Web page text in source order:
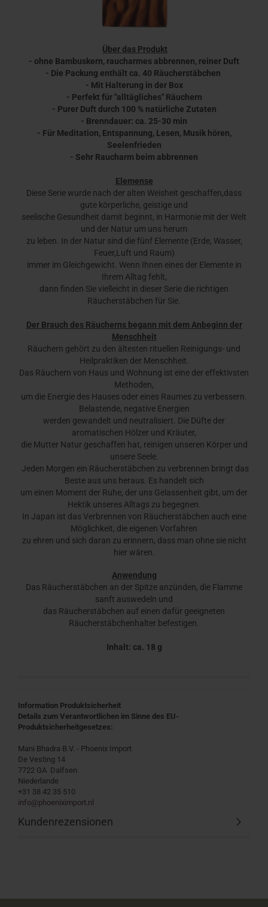
Über das Produkt
- ohne Bambuskern, raucharmes abbrennen, reiner Duft
- Die Packung enthält ca. 40 Räucherstäbchen
- Mit Halterung in der Box
- Perfekt für "alltägliches" Räuchern
- Purer Duft durch 100 % natürliche Zutaten
- Brenndauer: ca. 25-30 min
- Für Meditation, Entspannung, Lesen, Musik hören,
Seelenfrieden
- Sehr Raucharm beim abbrennen
Elemense
Diese Serie wurde nach der alten Weisheit geschaffen,dass
gute körperliche, geistige und
seelische Gesundheit damit beginnt, in Harmonie mit der Welt
und der Natur um uns herum
zu leben. In der Natur sind die fünf Elemente (Erde, Wasser,
Feuer,Luft und Raum)
immer im Gleichgewicht. Wenn Ihnen eines der Elemente in
Ihrem Alltag fehlt,
dann finden Sie vielleicht in dieser Serie die richtigen
Räucherstäbchen für Sie.
Der Brauch des Räucherns begann mit dem Anbeginn der
Menschheit
Räuchern gehört zu den ältesten rituellen Reinigungs- und
Heilpraktiken der Menschheit.
Das Räuchern von Haus und Wohnung ist eine der effektivsten
Methoden,
um die Energie des Hauses oder eines Raumes zu verbessern.
Belastende, negative Energien
werden gewandelt und neutralisiert. Die Düfte der
aromatischen Hölzer und Kräuter,
die Mutter Natur geschaffen hat, reinigen unseren Körper und
unsere Seele.
Jeden Morgen ein Räucherstäbchen zu verbrennen bringt das
Beste aus uns heraus. Es handelt sich
um einen Moment der Ruhe, der uns Gelassenheit gibt, um der
Hektik unseres Alltags zu begegnen.
In Japan ist das Verbrennen von Räucherstäbchen auch eine
Möglichkeit, die eigenen Vorfahren
zu ehren und sich daran zu erinnern, dass man ohne sie nicht
hier wären.
Anwendung
Das Räucherstäbchen an der Spitze anzünden, die Flamme
sanft auswedeln und
das Räucherstäbchen auf einen dafür geeigneten
Räucherstäbchenhalter befestigen.
Inhalt: ca. 18 g
Information Produktsicherheit
Details zum Verantwortlichen im Sinne des EU-
Produktsicherheitgesetzes:
Mani Bhadra B.V. - Phoenix Import
De Vesting 14
7722 GA Dalfsen
Niederlande
+31 38 42 35 510
info@phoeniximport.nl
Kundenrezensionen